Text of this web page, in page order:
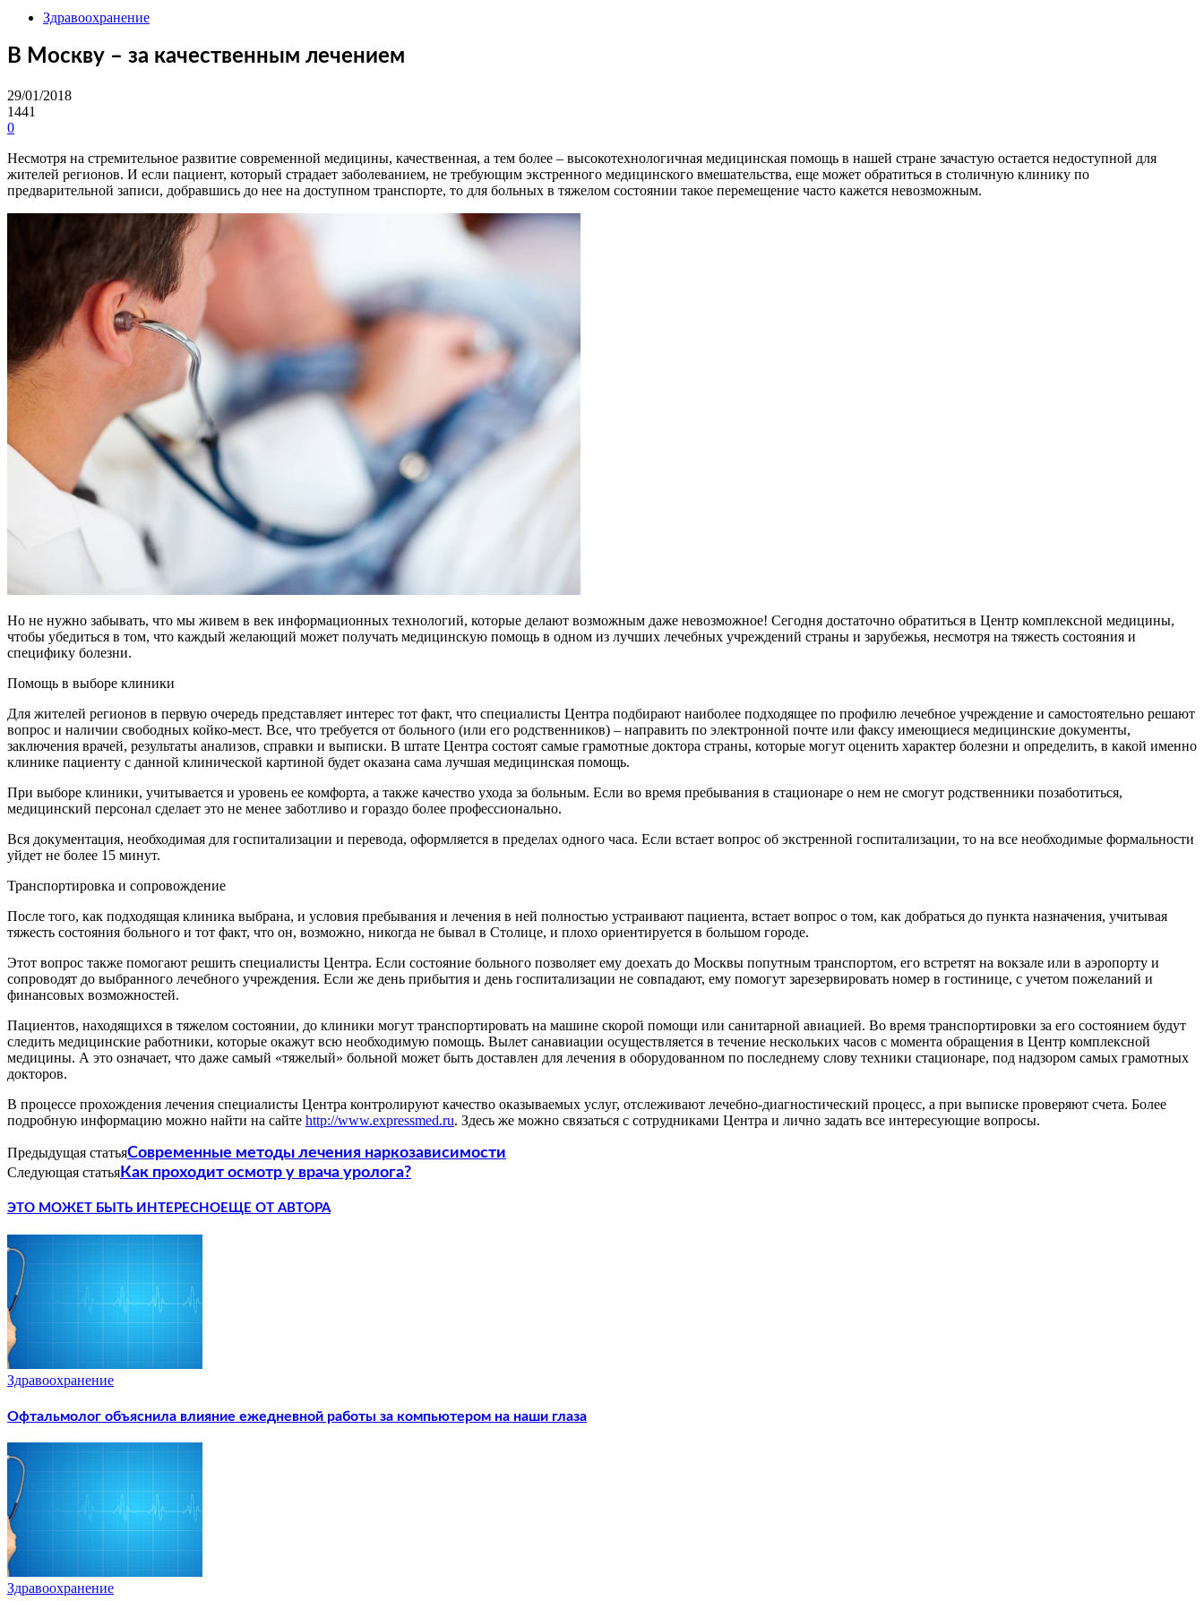
Здравоохранение
В Москву – за качественным лечением
29/01/2018
1441
0
Несмотря на стремительное развитие современной медицины, качественная, а тем более – высокотехнологичная медицинская помощь в нашей стране зачастую остается недоступной для
жителей регионов. И если пациент, который страдает заболеванием, не требующим экстренного медицинского вмешательства, еще может обратиться в столичную клинику по
предварительной записи, добравшись до нее на доступном транспорте, то для больных в тяжелом состоянии такое перемещение часто кажется невозможным.
Но не нужно забывать, что мы живем в век информационных технологий, которые делают возможным даже невозможное! Сегодня достаточно обратиться в Центр комплексной медицины,
чтобы убедиться в том, что каждый желающий может получать медицинскую помощь в одном из лучших лечебных учреждений страны и зарубежья, несмотря на тяжесть состояния и
специфику болезни.
Помощь в выборе клиники
Для жителей регионов в первую очередь представляет интерес тот факт, что специалисты Центра подбирают наиболее подходящее по профилю лечебное учреждение и самостоятельно решают
вопрос и наличии свободных койко-мест. Все, что требуется от больного (или его родственников) – направить по электронной почте или факсу имеющиеся медицинские документы,
заключения врачей, результаты анализов, справки и выписки. В штате Центра состоят самые грамотные доктора страны, которые могут оценить характер болезни и определить, в какой именно
клинике пациенту с данной клинической картиной будет оказана сама лучшая медицинская помощь.
При выборе клиники, учитывается и уровень ее комфорта, а также качество ухода за больным. Если во время пребывания в стационаре о нем не смогут родственники позаботиться,
медицинский персонал сделает это не менее заботливо и гораздо более профессионально.
Вся документация, необходимая для госпитализации и перевода, оформляется в пределах одного часа. Если встает вопрос об экстренной госпитализации, то на все необходимые формальности
уйдет не более 15 минут.
Транспортировка и сопровождение
После того, как подходящая клиника выбрана, и условия пребывания и лечения в ней полностью устраивают пациента, встает вопрос о том, как добраться до пункта назначения, учитывая
тяжесть состояния больного и тот факт, что он, возможно, никогда не бывал в Столице, и плохо ориентируется в большом городе.
Этот вопрос также помогают решить специалисты Центра. Если состояние больного позволяет ему доехать до Москвы попутным транспортом, его встретят на вокзале или в аэропорту и
сопроводят до выбранного лечебного учреждения. Если же день прибытия и день госпитализации не совпадают, ему помогут зарезервировать номер в гостинице, с учетом пожеланий и
финансовых возможностей.
Пациентов, находящихся в тяжелом состоянии, до клиники могут транспортировать на машине скорой помощи или санитарной авиацией. Во время транспортировки за его состоянием будут
следить медицинские работники, которые окажут всю необходимую помощь. Вылет санавиации осуществляется в течение нескольких часов с момента обращения в Центр комплексной
медицины. А это означает, что даже самый «тяжелый» больной может быть доставлен для лечения в оборудованном по последнему слову техники стационаре, под надзором самых грамотных
докторов.
В процессе прохождения лечения специалисты Центра контролируют качество оказываемых услуг, отслеживают лечебно-диагностический процесс, а при выписке проверяют счета. Более
подробную информацию можно найти на сайте http://www.expressmed.ru. Здесь же можно связаться с сотрудниками Центра и лично задать все интересующие вопросы.
Предыдущая статьяСовременные методы лечения наркозависимости
Следующая статьяКак проходит осмотр у врача уролога?
ЭТО МОЖЕТ БЫТЬ ИНТЕРЕСНО ЕЩЕ ОТ АВТОРА
Здравоохранение
Офтальмолог объяснила влияние ежедневной работы за компьютером на наши глаза
Здравоохранение